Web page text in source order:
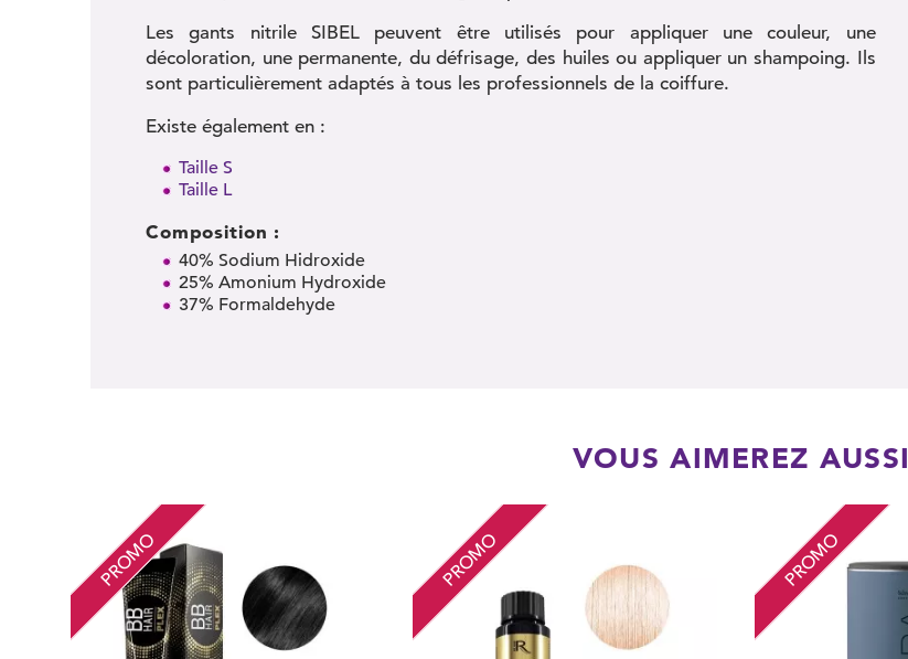
Les gants nitrile SIBEL peuvent être utilisés pour appliquer une couleur, une
décoloration, une permanente, du défrisage, des huiles ou appliquer un shampoing. Ils
sont particulièrement adaptés à tous les professionnels de la coiffure.
Existe également en :
Taille S
Taille L
Composition :
40% Sodium Hidroxide
25% Amonium Hydroxide
37% Formaldehyde
VOUS AIMEREZ AUSSI
PROMO PROMO PROMO